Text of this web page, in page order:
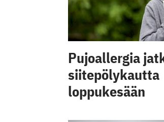
Pujoallergia
siitepölykautta
loppukesään